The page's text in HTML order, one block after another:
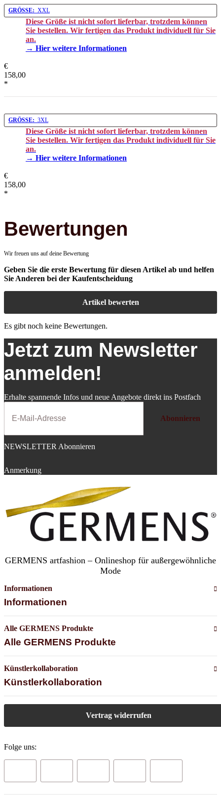
GRÖSSE: XXL
Diese Größe ist nicht sofort lieferbar, trotzdem können
Sie bestellen. Wir fertigen das Produkt individuell für Sie
an.
→ Hier weitere Informationen
€
158,00
*
GRÖSSE: 3XL
Diese Größe ist nicht sofort lieferbar, trotzdem können
Sie bestellen. Wir fertigen das Produkt individuell für Sie
an.
→ Hier weitere Informationen
€
158,00
*
Bewertungen
Wir freuen uns auf deine Bewertung
Geben Sie die erste Bewertung für diesen Artikel ab und helfen
Sie Anderen bei der Kaufentscheidung
Artikel bewerten
Es gibt noch keine Bewertungen.
Jetzt zum Newsletter
anmelden!
Erhalte spannende Infos und neue Angebote direkt ins Postfach
Abonnieren
NEWSLETTER Abonnieren
Anmerkung
GERMENS artfashion – Onlineshop für außergewöhnliche
Mode
Informationen
Informationen
Alle GERMENS Produkte
Alle GERMENS Produkte
Künstlerkollaboration
Künstlerkollaboration
Vertrag widerrufen
Folge uns: